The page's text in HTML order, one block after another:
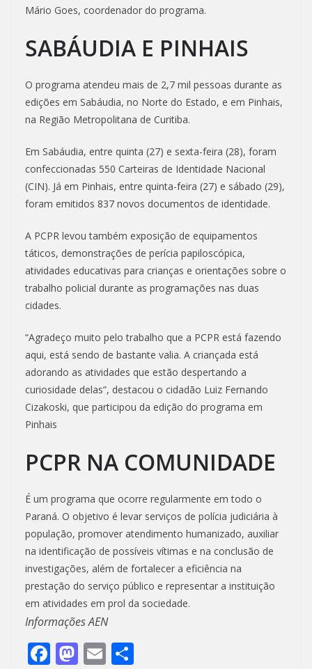
Mário Goes, coordenador do programa.
SABÁUDIA E PINHAIS
O programa atendeu mais de 2,7 mil pessoas durante as
edições em Sabáudia, no Norte do Estado, e em Pinhais,
na Região Metropolitana de Curitiba.
Em Sabáudia, entre quinta (27) e sexta-feira (28), foram
confeccionadas 550 Carteiras de Identidade Nacional
(CIN). Já em Pinhais, entre quinta-feira (27) e sábado (29),
foram emitidos 837 novos documentos de identidade.
A PCPR levou também exposição de equipamentos
táticos, demonstrações de perícia papiloscópica,
atividades educativas para crianças e orientações sobre o
trabalho policial durante as programações nas duas
cidades.
“Agradeço muito pelo trabalho que a PCPR está fazendo
aqui, está sendo de bastante valia. A criançada está
adorando as atividades que estão despertando a
curiosidade delas”, destacou o cidadão Luiz Fernando
Cizakoski, que participou da edição do programa em
Pinhais
PCPR NA COMUNIDADE
É um programa que ocorre regularmente em todo o
Paraná. O objetivo é levar serviços de polícia judiciária à
população, promover atendimento humanizado, auxiliar
na identificação de possíveis vítimas e na conclusão de
investigações, além de fortalecer a eficiência na
prestação do serviço público e representar a instituição
em atividades em prol da sociedade.
Informações AEN
F M E